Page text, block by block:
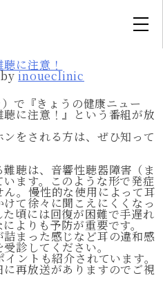
に注意！
inoueclinic
で『きょうの健康ニュー
に注意！』という番組が放
をされる方は、ぜひ知って
聴は、音響性聴器障害（ま
ます。このような形で発症
。慢性的な使用によって耳
て徐々に聞こえにくくなっ
頃には回復が困難で手遅れ
よりも予防が重要です。
まった感じなど耳の違和感
診してください。
ントも紹介されています。
再放送がありますのでご視